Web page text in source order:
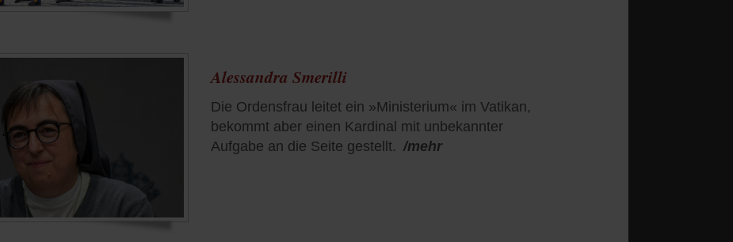
Alessandra Smerilli
Die Ordensfrau leitet ein »Ministerium« im Vatikan,
bekommt aber einen Kardinal mit unbekannter
Aufgabe an die Seite gestellt. /mehr